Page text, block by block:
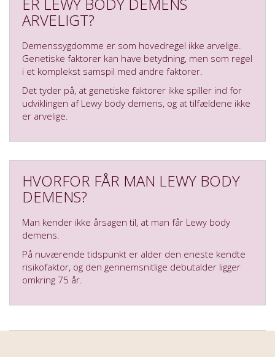
ARVELIGT?
Demenssygdomme er som hovedregel ikke arvelige.
Genetiske faktorer kan have betydning, men som regel
i et komplekst samspil med andre faktorer.
Det tyder på, at genetiske faktorer ikke spiller ind for
udviklingen af Lewy body demens, og at tilfældene ikke
er arvelige.
HVORFOR FÅR MAN LEWY BODY
DEMENS?
Man kender ikke årsagen til, at man får Lewy body
demens.
På nuværende tidspunkt er alder den eneste kendte
risikofaktor, og den gennemsnitlige debutalder ligger
omkring 75 år.